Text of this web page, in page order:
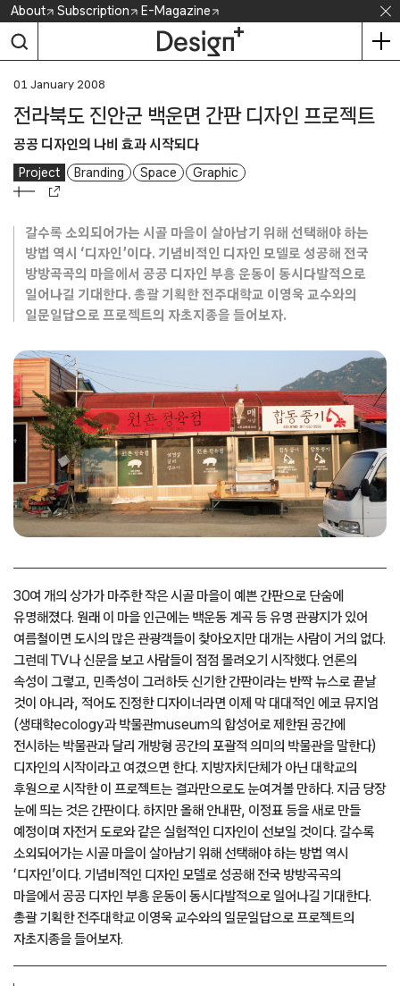
Skip
content
About Subscription E-Magazine
01 January 2008
전라북도 진안군 백운면 간판 디자인 프로젝트
공공 디자인의 나비 효과 시작되다
Project Branding Space Graphic
갈수록 소외되어가는 시골 마을이 살아남기 위해 선택해야 하는
방법 역시 ‘디자인’이다. 기념비적인 디자인 모델로 성공해 전국
방방곡곡의 마을에서 공공 디자인 부흥 운동이 동시다발적으로
일어나길 기대한다. 총괄 기획한 전주대학교 이영욱 교수와의
일문일답으로 프로젝트의 자초지종을 들어보자.
30여 개의 상가가 마주한 작은 시골 마을이 예쁜 간판으로 단숨에
유명해졌다. 원래 이 마을 인근에는 백운동 계곡 등 유명 관광지가 있어
여름철이면 도시의 많은 관광객들이 찾아오지만 대개는 사람이 거의 없다.
그런데 TV나 신문을 보고 사람들이 점점 몰려오기 시작했다. 언론의
속성이 그렇고, 민족성이 그러하듯 신기한 간판이라는 반짝 뉴스로 끝날
것이 아니라, 적어도 진정한 디자이너라면 이제 막 대대적인 에코 뮤지엄
(생태학ecology과 박물관museum의 합성어로 제한된 공간에
전시하는 박물관과 달리 개방형 공간의 포괄적 의미의 박물관을 말한다)
디자인의 시작이라고 여겼으면 한다. 지방자치단체가 아닌 대학교의
후원으로 시작한 이 프로젝트는 결과만으로도 눈여겨볼 만하다. 지금 당장
눈에 띄는 것은 간판이다. 하지만 올해 안내판, 이정표 등을 새로 만들
예정이며 자전거 도로와 같은 실험적인 디자인이 선보일 것이다. 갈수록
소외되어가는 시골 마을이 살아남기 위해 선택해야 하는 방법 역시
‘디자인’이다. 기념비적인 디자인 모델로 성공해 전국 방방곡곡의
마을에서 공공 디자인 부흥 운동이 동시다발적으로 일어나길 기대한다.
총괄 기획한 전주대학교 이영욱 교수와의 일문일답으로 프로젝트의
자초지종을 들어보자.